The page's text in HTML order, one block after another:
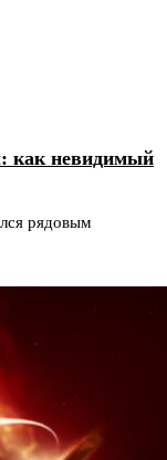
как невидимый
рядовым